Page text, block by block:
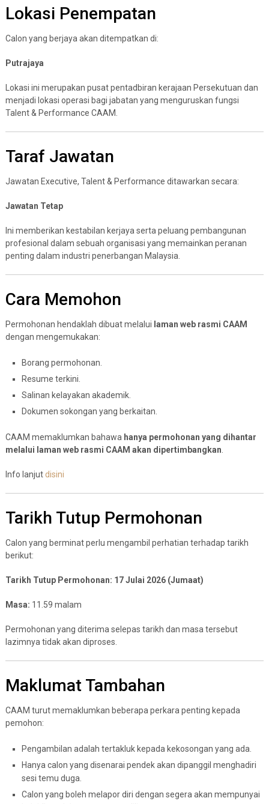
Lokasi Penempatan
Calon yang berjaya akan ditempatkan di:
Putrajaya
Lokasi ini merupakan pusat pentadbiran kerajaan Persekutuan dan
menjadi lokasi operasi bagi jabatan yang menguruskan fungsi
Talent & Performance CAAM.
Taraf Jawatan
Jawatan Executive, Talent & Performance ditawarkan secara:
Jawatan Tetap
Ini memberikan kestabilan kerjaya serta peluang pembangunan
profesional dalam sebuah organisasi yang memainkan peranan
penting dalam industri penerbangan Malaysia.
Cara Memohon
Permohonan hendaklah dibuat melalui laman web rasmi CAAM
dengan mengemukakan:
Borang permohonan.
Resume terkini.
Salinan kelayakan akademik.
Dokumen sokongan yang berkaitan.
CAAM memaklumkan bahawa hanya permohonan yang dihantar
melalui laman web rasmi CAAM akan dipertimbangkan
Info lanjutdisini
Tarikh Tutup Permohonan
Calon yang berminat perlu mengambil perhatian terhadap tarikh
berikut:
Tarikh Tutup Permohonan: 17 Julai 2026 (Jumaat)
Masa: 11.59 malam
Permohonan yang diterima selepas tarikh dan masa tersebut
lazimnya tidak akan diproses.
Maklumat Tambahan
CAAM turut memaklumkan beberapa perkara penting kepada
pemohon:
Pengambilan adalah tertakluk kepada kekosongan yang ada.
Hanya calon yang disenarai pendek akan dipanggil menghadiri
sesi temu duga.
Calon yang boleh melapor diri dengan segera akan mempunyai